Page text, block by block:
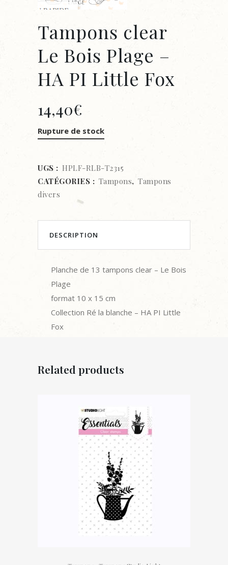
Tampons clear
Le Bois Plage –
HA PI Little Fox
14,40€
Rupture de stock
UGS : HPLF-RLB-T2315
CATÉGORIES : Tampons, Tampons
divers
DESCRIPTION
Planche de 13 tampons clear – Le Bois
Plage
format 10 x 15 cm
Collection Ré la blanche – HA PI Little
Fox
Related products